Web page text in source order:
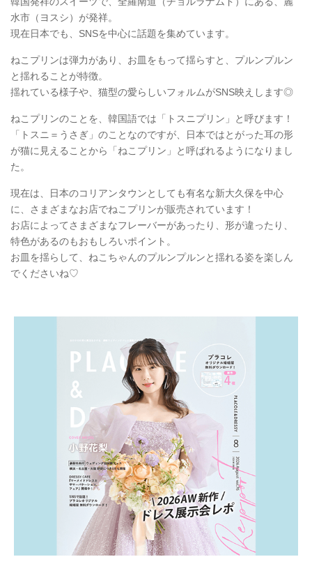
水市（ヨスシ）が発祥。
現在日本でも、SNSを中心に話題を集めています。
ねこプリンは弾力があり、お皿をもって揺らすと、プルンプルン
と揺れることが特徴。
揺れている様子や、猫型の愛らしいフォルムがSNS映えします◎
ねこプリンのことを、韓国語では「トスニプリン」と呼びます！
「トスニ＝うさぎ」のことなのですが、日本ではとがった耳の形
が猫に見えることから「ねこプリン」と呼ばれるようになりまし
た。
現在は、日本のコリアンタウンとしても有名な新大久保を中心
に、さまざまなお店でねこプリンが販売されています！
お店によってさまざまなフレーバーがあったり、形が違ったり、
特色があるのもおもしろいポイント。
お皿を揺らして、ねこちゃんのプルンプルンと揺れる姿を楽しん
でくださいね♡